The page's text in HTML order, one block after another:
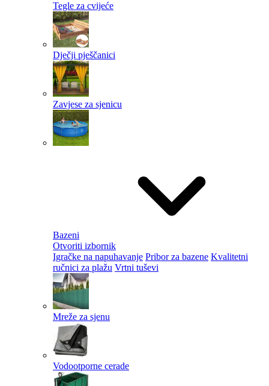
Tegle za cvijeće
Dječji pješčanici
Zavjese za sjenicu
Bazeni
Otvoriti izbornik
Igračke na napuhavanje Pribor za bazene Kvalitetni
ručnici za plažu Vrtni tuševi
Mreže za sjenu
Vodootporne cerade